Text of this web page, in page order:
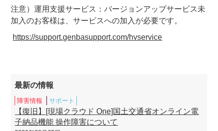
注意）運用支援サービス：バージョンアップサービス未
加入のお客様は、サービスへの加入が必要です。
https://support.genbasupport.com/hvservice
最新の情報
障害情報 サポート
【復旧】[現場クラウド One]国土交通省オンライン電
子納品機能 操作障害について